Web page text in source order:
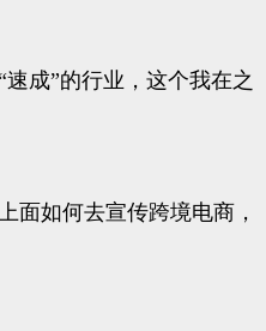
成”的行业，这个我在之
面如何去宣传跨境电商，